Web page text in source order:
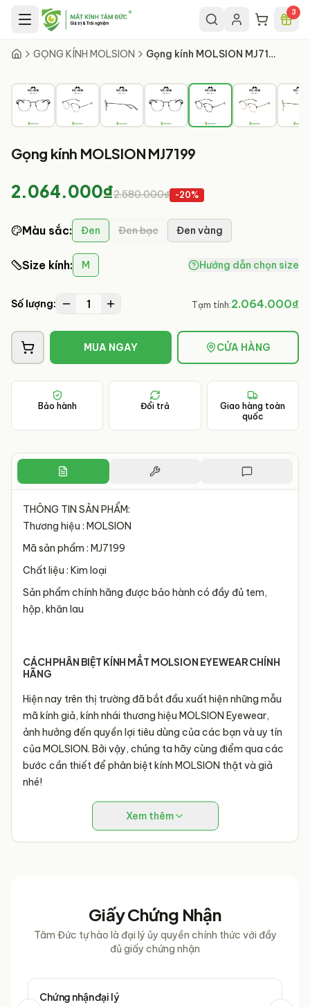
Chuyển đến nội dung chính 3
GỌNG KÍNH MOLSION Gọng kính MOLSION MJ7199
5/
Gọng kính MOLSION MJ7199
2.064.000₫2.580.000₫ -20%
Màu sắc: Đen Đen bạc Đen vàng
Size kính: M Hướng dẫn chọn size
Số lượng: 1 Tạm tính:2.064.000₫
MUA NGAY CỬA HÀNG
Bảo hành Đổi trả
Giao hàng toàn
quốc
THÔNG TIN SẢN PHẨM:
Thương hiệu : MOLSION
Mã sản phẩm : MJ7199
Chất liệu : Kim loại
Sản phẩm chính hãng được bảo hành có đầy đủ tem,
hộp, khăn lau
CÁCH PHÂN BIỆT KÍNH MẮT MOLSION EYEWEAR CHÍNH
HÃNG
Hiện nay trên thị trường đã bắt đầu xuất hiện những mẫu
mã kính giả, kính nhái thương hiệu MOLSION Eyewear,
ảnh hưởng đến quyền lợi tiêu dùng của các bạn và uy tín
của MOLSION. Bởi vậy, chúng ta hãy cùng điểm qua các
bước cần thiết để phân biệt kính MOLSION thật và giả
nhé!
Kiểm tra mã số khắc laser 12 chữ số trên kính MOLSION
Kiểm tra thẻ bảo hành của Hào Phát Group đi kèm kính
Xem thêm
Giấy Chứng Nhận
Tâm Đức tự hào là đại lý ủy quyền chính thức với đầy
đủ giấy chứng nhận
Chứng nhận đại lý